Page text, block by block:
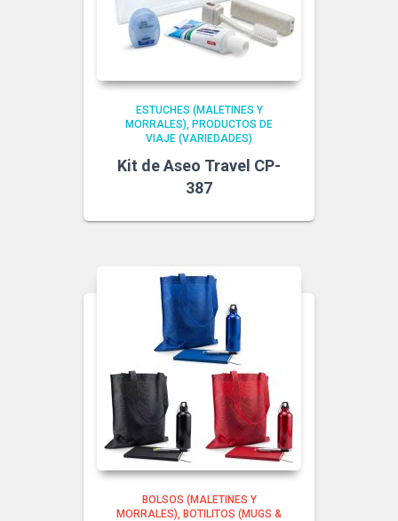
ESTUCHES (MALETINES Y
MORRALES) PRODUCTOS DE
VIAJE (VARIEDADES)
Kit de Aseo Travel CP-
387
BOLSOS (MALETINES Y
MORRALES)
BOTILITOS (MUGS &